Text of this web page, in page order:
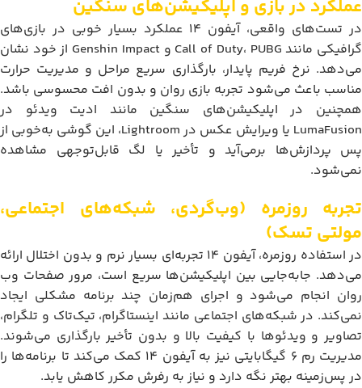
عملکرد در بازی و اپلیکیشن‌های سنگین
در تست‌های واقعی، آیفون 14 عملکرد بسیار خوبی در بازی‌های
گرافیکی مانند Call of Duty، PUBG و Genshin Impact از خود نشان
می‌دهد. نرخ فریم پایدار، بارگذاری سریع مراحل و مدیریت حرارت
مناسب باعث می‌شود تجربه بازی روان و بدون افت محسوسی باشد.
همچنین در اپلیکیشن‌های سنگین مانند ادیت ویدئو در
LumaFusion یا ویرایش عکس در Lightroom، این گوشی به‌خوبی از
پس پردازش‌ها برمی‌آید و تأخیر یا لگ قابل‌توجهی مشاهده
نمی‌شود.
تجربه روزمره (وب‌گردی، شبکه‌های اجتماعی،
مولتی تسک)
در استفاده روزمره، آیفون 14 تجربه‌ای بسیار نرم و بدون اختلال ارائه
می‌دهد. جابه‌جایی بین اپلیکیشن‌ها سریع است، مرور صفحات وب
روان انجام می‌شود و اجرای هم‌زمان چند برنامه مشکلی ایجاد
نمی‌کند. در شبکه‌های اجتماعی مانند اینستاگرام، تیک‌تاک و تلگرام،
تصاویر و ویدئوها با کیفیت بالا و بدون تأخیر بارگذاری می‌شوند.
مدیریت رم 6 گیگابایتی نیز به آیفون 14 کمک می‌کند تا برنامه‌ها را
در پس‌زمینه بهتر نگه دارد و نیاز به رفرش مکرر کاهش یابد.